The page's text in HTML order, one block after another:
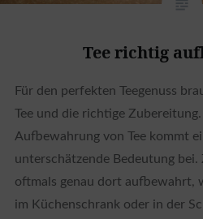
Tee richtig
Für den perfekten Teegenuss
Tee und die richtige
Aufbewahrung von Tee kommt
unterschätzende Bedeutung bei.
oftmals genau dort aufbewahrt,
im Küchenschrank oder in der